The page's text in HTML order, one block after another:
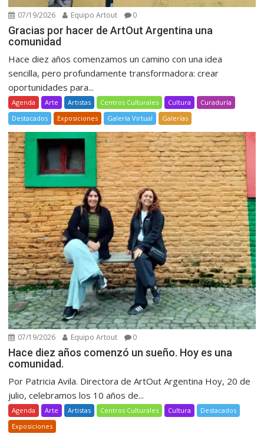
07/19/2026 Equipo Artout 0
Gracias por hacer de ArtOut Argentina una
comunidad
Hace diez años comenzamos un camino con una idea
sencilla, pero profundamente transformadora: crear
oportunidades para...
Agenda Arte Artistas Centros Culturales Cultura
Curaduría
Destacados
Exposiciones Galería Virtual Galerías
07/19/2026 Equipo Artout 0
Hace diez años comenzó un sueño. Hoy es una
comunidad.
Por Patricia Avila. Directora de ArtOut Argentina Hoy, 20 de
julio, celebramos los 10 años de...
Agenda Arte Artistas Centros Culturales Cultura
Destacados
Exposiciones